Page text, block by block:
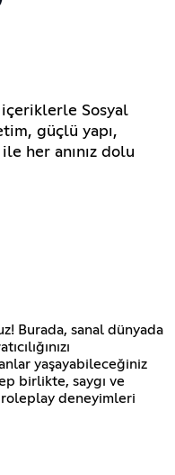
Sosyal
güçlü yapı,
her anınız dolu
Burada, sanal dünyada
yaşayabileceğiniz
birlikte, saygı ve
deneyimleri